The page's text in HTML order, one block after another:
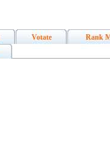
Votate
Rank